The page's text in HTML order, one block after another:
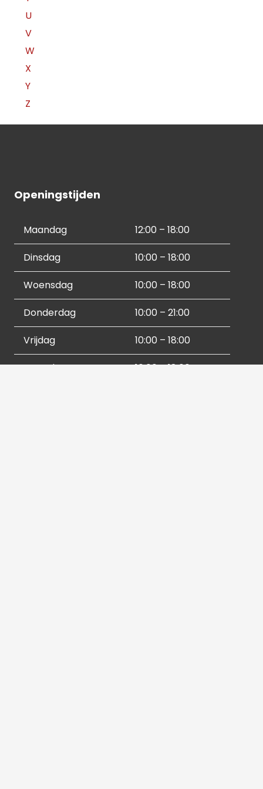
U
V
W
X
Y
Z
Openingstijden
Maandag 12:00 – 18:00
Dinsdag 10:00 – 18:00
Woensdag 10:00 – 18:00
Donderdag 10:00 – 21:00
Vrijdag 10:00 – 18:00
Zaterdag 10:00 – 18:00